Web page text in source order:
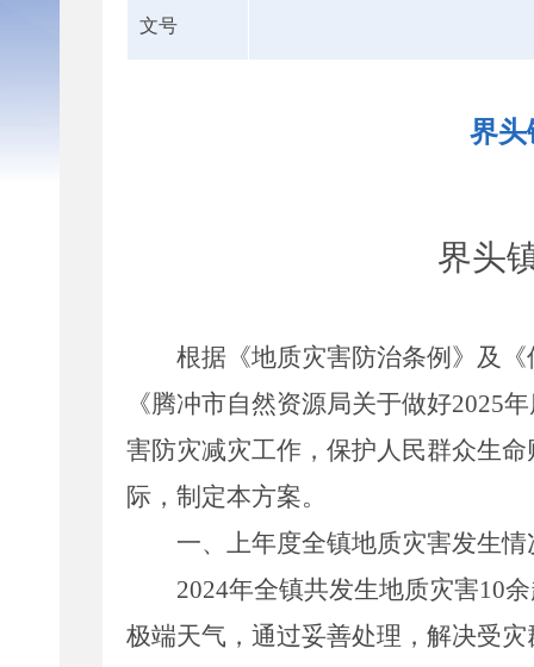
文号
界头
界头
根据《地质灾害防治条例》及
《腾冲市自然资源局关于做好2025
害防灾减灾工作，保护人民群众生
际，制定本方案。
一、上年度全镇地质灾害发生
2024年全镇共发生地质灾害10
极端天气，通过妥善处理，解决受